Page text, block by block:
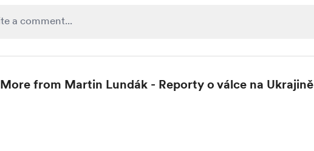
More from Martin Lundák - Reporty o válce na Ukrajině